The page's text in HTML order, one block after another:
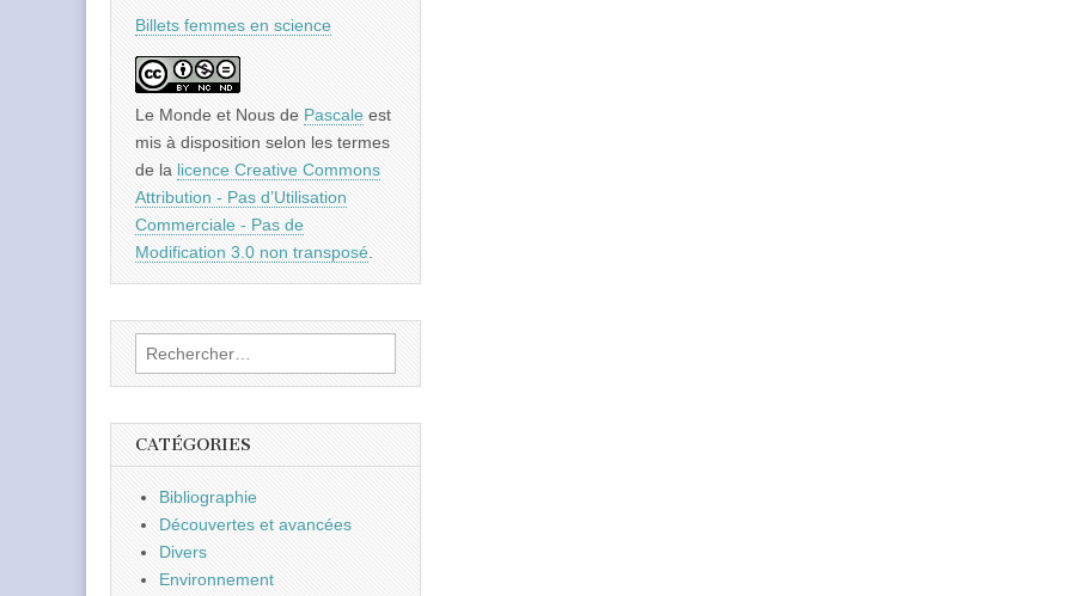
Billets femmes en science
Le Monde et Nous de Pascale est
mis à disposition selon les termes
de la licence Creative Commons
Attribution - Pas d’Utilisation
Commerciale - Pas de
Modification 3.0 non transposé.
Rechercher :
CATÉGORIES
Bibliographie
Découvertes et avancées
Divers
Environnement